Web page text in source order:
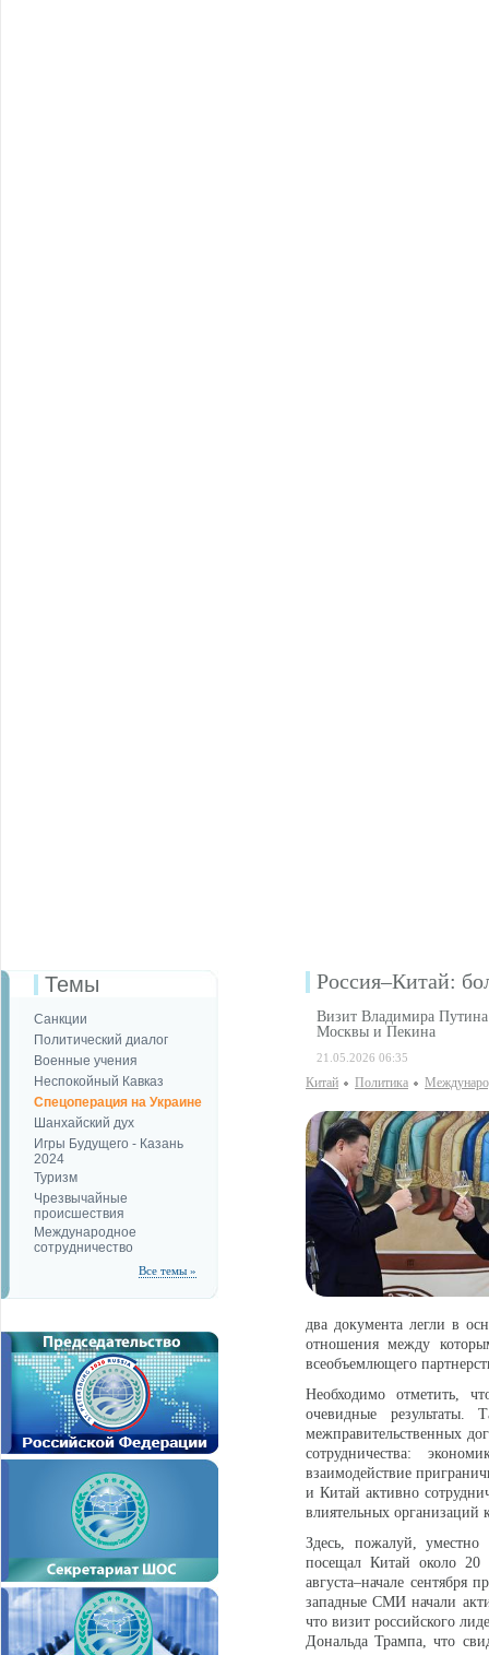
Темы
Санкции
Политический диалог
Военные учения
Неспокойный Кавказ
Спецоперация на Украине
Шанхайский дух
Игры Будущего - Казань
2024
Туризм
Чрезвычайные
происшествия
Международное
сотрудничество
Все темы »
Россия–Китай:
Визит Владимира Путина
Москвы и Пекина
21.05.2026 06:35
Китай Политика
два документа легли в
отношения между
всеобъемлющего
Необходимо отметить,
очевидные
межправительственных
сотрудничества:
взаимодействие
и Китай активно
влиятельных
Здесь, пожалуй,
посещал Китай около 20
августа–начале
западные СМИ начали
что визит российского
Дональда Трампа, что